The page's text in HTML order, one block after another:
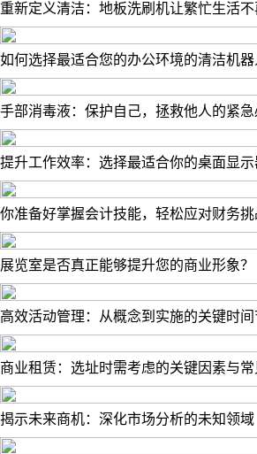
重新定义清洁：地板洗刷机让繁忙生活不
如何选择最适合您的办公环境的清洁机器
手部消毒液：保护自己，拯救他人的紧急
提升工作效率：选择最适合你的桌面显示
你准备好掌握会计技能，轻松应对财务挑
展览室是否真正能够提升您的商业形象？
高效活动管理：从概念到实施的关键时
商业租赁：选址时需考虑的关键因素与
揭示未来商机：深化市场分析的未知领域